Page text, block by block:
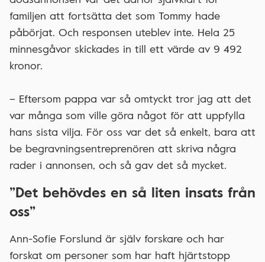
familjen att fortsätta det som Tommy hade
påbörjat. Och responsen uteblev inte. Hela 25
minnesgåvor skickades in till ett värde av 9 492
kronor.
– Eftersom pappa var så omtyckt tror jag att det
var många som ville göra något för att uppfylla
hans sista vilja. För oss var det så enkelt, bara att
be begravningsentreprenören att skriva några
rader i annonsen, och så gav det så mycket.
”Det behövdes en så liten insats från
oss”
Ann-Sofie Forslund är själv forskare och har
forskat om personer som har haft hjärtstopp